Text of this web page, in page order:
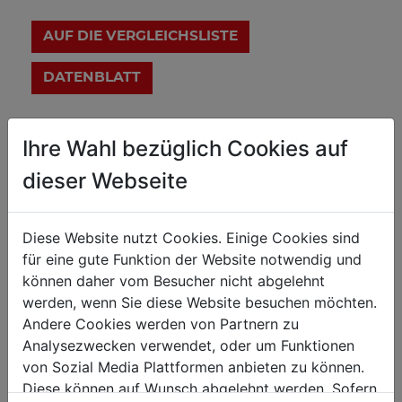
AUF DIE VERGLEICHSLISTE
DATENBLATT
Technische Details
Aufstellmaß in mm 419 x 204 x 225
Schraubstöcke & Amboss
Backenbreite in mm
max. Backenöffnung in mm 125
Ambossgröße in mm 81 x 65
Ihre Wahl bezüglich Cookies auf
dieser Webseite
Diese Website nutzt Cookies. Einige Cookies sind
für eine gute Funktion der Website notwendig und
können daher vom Besucher nicht abgelehnt
werden, wenn Sie diese Website besuchen möchten.
Andere Cookies werden von Partnern zu
Analysezwecken verwendet, oder um Funktionen
von Sozial Media Plattformen anbieten zu können.
Diese können auf Wunsch abgelehnt werden. Sofern